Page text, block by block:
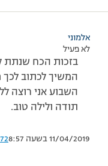
אלמוני
לא פעיל
המשיך לכתוב לכך
השבוע אני רוצה
תודה ולילה טוב.
11/04/2019 בשעה 8:57